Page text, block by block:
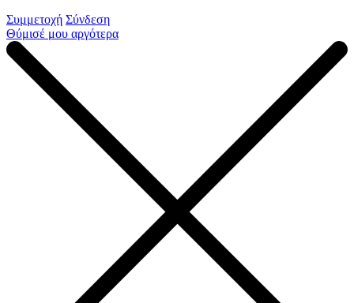
Συμμετοχή Σύνδεση
Θύμισέ μου αργότερα